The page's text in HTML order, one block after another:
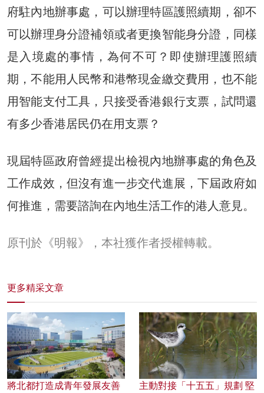
府駐內地辦事處，可以辦理特區護照續期，卻不
可以辦理身分證補領或者更換智能身分證，同樣
是入境處的事情，為何不可？即使辦理護照續
期，不能用人民幣和港幣現金繳交費用，也不能
用智能支付工具，只接受香港銀行支票，試問還
有多少香港居民仍在用支票？
現屆特區政府曾經提出檢視內地辦事處的角色及
工作成效，但沒有進一步交代進展，下屆政府如
何推進，需要諮詢在內地生活工作的港人意見。
原刊於《明報》，本社獲作者授權轉載。
更多精采文章
將北都打造成青年發展友善
主動對接「十五五」規劃 堅